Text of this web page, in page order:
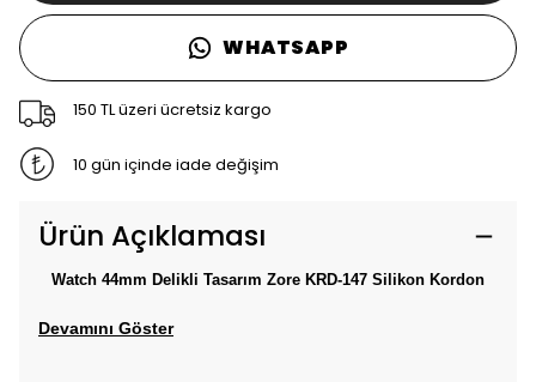
WHATSAPP
150 TL üzeri ücretsiz kargo
10 gün içinde iade değişim
Ürün Açıklaması
Watch 44mm Delikli Tasarım Zore KRD-147 Silikon Kordon
Devamını Göster